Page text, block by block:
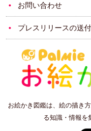
お問い合わせ
プレスリリースの送付
お絵かき図鑑は、絵の描き
る知識・情報を